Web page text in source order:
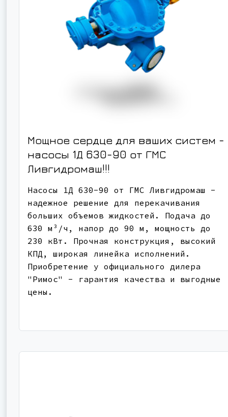
Мощное сердце для ваших систем -
насосы 1Д 630-90 от ГМС
Ливгидромаш!!!
Насосы 1Д 630-90 от ГМС Ливгидромаш -
надежное решение для перекачивания
больших объемов жидкостей. Подача до
630 м³/ч, напор до 90 м, мощность до
230 кВт. Прочная конструкция, высокий
КПД, широкая линейка исполнений.
Приобретение у официального дилера
"Римос" - гарантия качества и выгодные
цены.